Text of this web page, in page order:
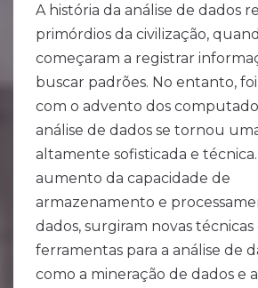
A história da análise de dados
primórdios da civilização,
começaram a registrar
buscar padrões. No entanto,
com o advento dos
análise de dados se tornou
altamente sofisticada e
aumento da capacidade de
armazenamento e
dados, surgiram novas técnicas
ferramentas para a análise de
como a mineração de dados e a